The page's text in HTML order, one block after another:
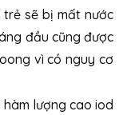
sẽ bị mất nước
đầu cũng được
vì có nguy cơ
lượng cao iod